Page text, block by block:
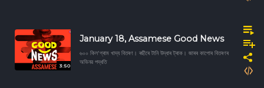
3:50
January 18, Assamese Good News
৬০০ কিল'গ্ৰাম খাদ্য বিতৰণ। ৰছীৰে টানি উদ্ধাৰ ট্ৰাক। জাৰৰ কাপোৰ বিতৰণৰ
অভিনৱ পদ্ধতি